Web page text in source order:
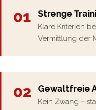
01 Strenge
Klare Kriterien
Vermittlung der
02 Gewaltfreie
Kein Zwang –